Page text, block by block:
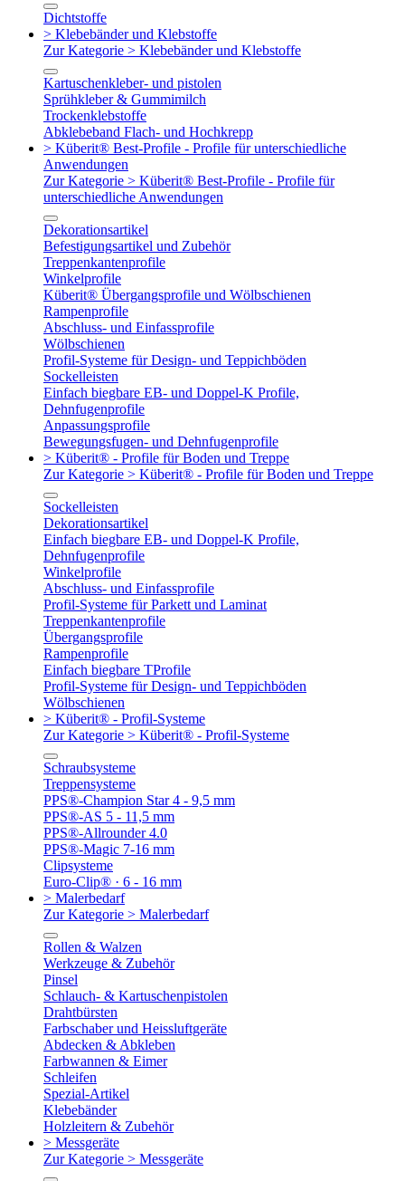
Dichtstoffe
> Klebebänder und Klebstoffe
Zur Kategorie > Klebebänder und Klebstoffe
Kartuschenkleber- und pistolen
Sprühkleber & Gummimilch
Trockenklebstoffe
Abklebeband Flach- und Hochkrepp
> Küberit® Best-Profile - Profile für unterschiedliche
Anwendungen
Zur Kategorie > Küberit® Best-Profile - Profile für
unterschiedliche Anwendungen
Dekorationsartikel
Befestigungsartikel und Zubehör
Treppenkantenprofile
Winkelprofile
Küberit® Übergangsprofile und Wölbschienen
Rampenprofile
Abschluss- und Einfassprofile
Wölbschienen
Profil-Systeme für Design- und Teppichböden
Sockelleisten
Einfach biegbare EB- und Doppel-K Profile,
Dehnfugenprofile
Anpassungsprofile
Bewegungsfugen- und Dehnfugenprofile
> Küberit® - Profile für Boden und Treppe
Zur Kategorie > Küberit® - Profile für Boden und Treppe
Sockelleisten
Dekorationsartikel
Einfach biegbare EB- und Doppel-K Profile,
Dehnfugenprofile
Winkelprofile
Abschluss- und Einfassprofile
Profil-Systeme für Parkett und Laminat
Treppenkantenprofile
Übergangsprofile
Rampenprofile
Einfach biegbare TProfile
Profil-Systeme für Design- und Teppichböden
Wölbschienen
> Küberit® - Profil-Systeme
Zur Kategorie > Küberit® - Profil-Systeme
Schraubsysteme
Treppensysteme
PPS®-Champion Star 4 - 9,5 mm
PPS®-AS 5 - 11,5 mm
PPS®-Allrounder 4.0
PPS®-Magic 7-16 mm
Clipsysteme
Euro-Clip® · 6 - 16 mm
> Malerbedarf
Zur Kategorie > Malerbedarf
Rollen & Walzen
Werkzeuge & Zubehör
Pinsel
Schlauch- & Kartuschenpistolen
Drahtbürsten
Farbschaber und Heissluftgeräte
Abdecken & Abkleben
Farbwannen & Eimer
Schleifen
Spezial-Artikel
Klebebänder
Holzleitern & Zubehör
> Messgeräte
Zur Kategorie > Messgeräte